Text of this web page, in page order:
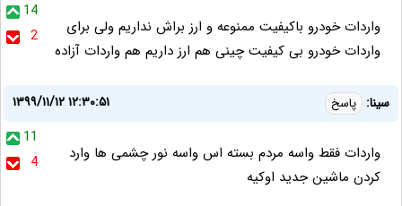
14
2
واردات خودرو باکیفیت ممنوعه و ارز براش نداریم ولی برای
واردات خودرو بی کیفیت چینی هم ارز داریم هم واردات آزاده
سینا: پاسخ
۱۳۹۹/۱۱/۱۲ ۱۲:۳۰:۵۱
11
4
واردات فقط واسه مردم بسته اس واسه نور چشمی ها وارد
کردن ماشین جدید اوکیه